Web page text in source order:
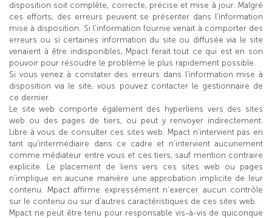
disposition soit complète, correcte, précise et mise à jour. Malgré
ces efforts, des erreurs peuvent se présenter dans l’information
mise à disposition. Si l’information fournie venait à comporter des
erreurs ou si certaines information du site ou diffusée via le site
venaient à être indisponibles, Mpact ferait tout ce qui est en son
pouvoir pour résoudre le problème le plus rapidement possible.
Si vous venez à constater des erreurs dans l’information mise à
disposition via le site, vous pouvez contacter le gestionnaire de
ce dernier.
Le site web comporte également des hyperliens vers des sites
web ou des pages de tiers, ou peut y renvoyer indirectement.
Libre à vous de consulter ces sites web. Mpact n’intervient pas en
tant qu’intermédiaire dans ce cadre et n’intervient aucunement
comme médiateur entre vous et ces tiers, sauf mention contraire
explicite. Le placement de liens vers ces sites web ou pages
n’implique en aucune manière une approbation implicite de leur
contenu. Mpact affirme expressément n’exercer aucun contrôle
sur le contenu ou sur d’autres caractéristiques de ces sites web.
Mpact ne peut être tenu pour responsable vis-à-vis de quiconque